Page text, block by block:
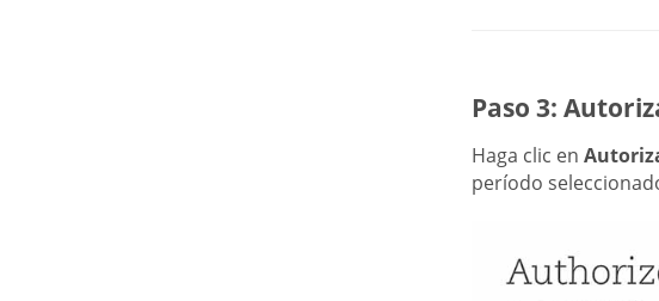
Paso 3:
Haga clic en
período